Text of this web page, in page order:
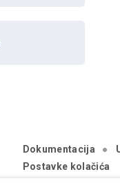
Dokumentacija
Postavke kolačića